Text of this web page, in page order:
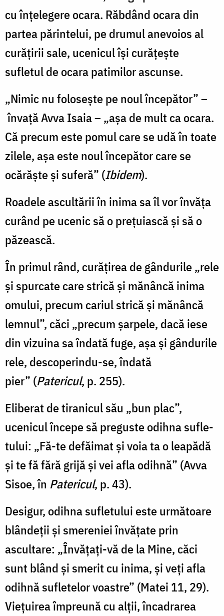
cu înțelegere ocara. Răbdând ocara din
par­tea părintelui, pe drumul anevoios al
cură­țirii sale, ucenicul își curățește
sufletul de ocara patimilor ascunse.
„Nimic nu folosește pe noul începă­tor” –
învață Avva Isaia – „așa de mult ca ocara.
Că precum este pomul care se udă în toate
zilele, așa este noul începător care se
ocărăște și suferă” (Ibidem).
Roadele ascultării în inima sa îl vor în­văța
curând pe ucenic să o prețuiască și să o
păzească.
În primul rând, curățirea de gândurile „rele
și spurcate care strică și mănâncă inima
omului, precum cariul strică și mă­nâncă
lemnul”, căci „precum șarpele, dacă iese
din vizuina sa îndată fuge, așa și gân­durile
rele, descoperindu-se, îndată
pier” (Patericul, p. 255).
Eliberat de tiranicul său „bun plac”,
ucenicul începe să preguste odihna sufle­
tului: „Fă-te defăimat și voia ta o leapădă
și te fă fără grijă și vei afla odihnă” (Avva
Sisoe, în Patericul, p. 43).
Desigur, odihna sufletului este urmă­toare
blândeții și smereniei învățate prin
ascultare: „Învățați-vă de la Mine, căci
sunt blând și smerit cu inima, și veți afla
odihnă sufletelor voastre” (Matei 11, 29).
Viețuirea împreună cu alții, încadrarea